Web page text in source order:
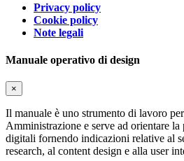
Privacy policy
Cookie policy
Note legali
Manuale operativo di design
×
Il manuale è uno strumento di lavoro
Amministrazione e serve ad orientare
digitali fornendo indicazioni relative al
research, al content design e alla user